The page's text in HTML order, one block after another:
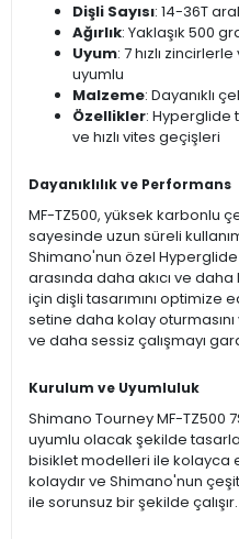
Dişli Sayısı: 14-36T
Ağırlık: Yaklaşık 500
Uyum: 7 hızlı
uyumlu
Malzeme: Dayanıklı
Özellikler: Hyperglide
ve hızlı vites geçişleri
Dayanıklılık ve Performans
MF-TZ500, yüksek karbonlu
sayesinde uzun süreli
Shimano'nun özel
arasında daha akıcı ve
için dişli tasarımını optimize
setine daha kolay
ve daha sessiz çalışmayı
Kurulum ve Uyumluluk
Shimano Tourney MF-TZ500
uyumlu olacak şekilde
bisiklet modelleri ile kolayca
kolaydır ve Shimano'nun
ile sorunsuz bir şekilde çalışır.